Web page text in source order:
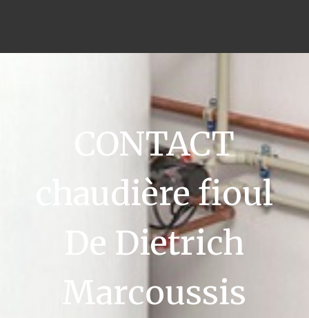
CONTACT
chaudière fioul
De Dietrich
Marcoussis